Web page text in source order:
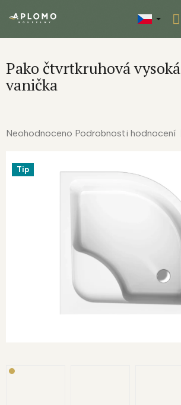
Pako čtvrtkruhová
vanička
Průměrné
Neohodnoceno Podrobnosti hodnocení
Tip